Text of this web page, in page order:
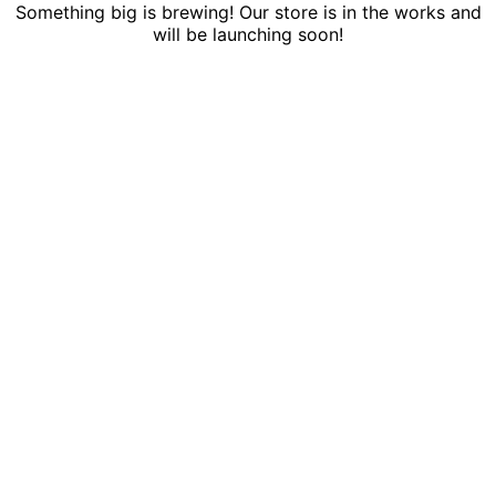
Something big is brewing! Our store is in the works and
will be launching soon!